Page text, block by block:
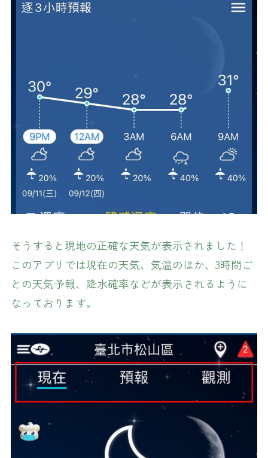
そうすると現地の正確な天気が表示されました！
このアプリでは現在の天気、気温のほか、3時間ご
との天気予報、降水確率などが表示されるように
なっております。